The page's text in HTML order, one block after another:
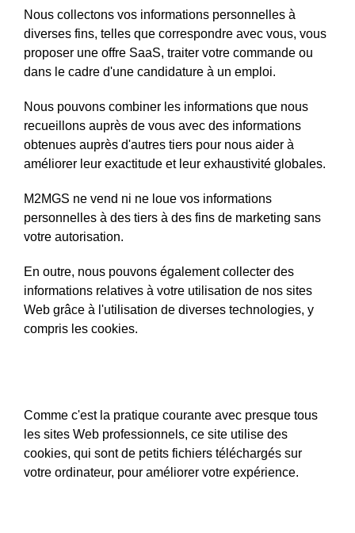
Nous collectons vos informations personnelles à
diverses fins, telles que correspondre avec vous, vous
proposer une offre SaaS, traiter votre commande ou
dans le cadre d'une candidature à un emploi.
Nous pouvons combiner les informations que nous
recueillons auprès de vous avec des informations
obtenues auprès d'autres tiers pour nous aider à
améliorer leur exactitude et leur exhaustivité globales.
M2MGS ne vend ni ne loue vos informations
personnelles à des tiers à des fins de marketing sans
votre autorisation.
En outre, nous pouvons également collecter des
informations relatives à votre utilisation de nos sites
Web grâce à l'utilisation de diverses technologies, y
compris les cookies.
Comme c'est la pratique courante avec presque tous
les sites Web professionnels, ce site utilise des
cookies, qui sont de petits fichiers téléchargés sur
votre ordinateur, pour améliorer votre expérience.